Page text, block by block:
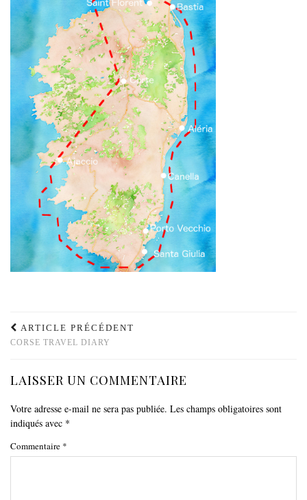
ARTICLE PRÉCÉDENT
CORSE TRAVEL DIARY
LAISSER UN COMMENTAIRE
Votre adresse e-mail ne sera pas publiée. Les champs obligatoires sont
indiqués avec *
Commentaire *